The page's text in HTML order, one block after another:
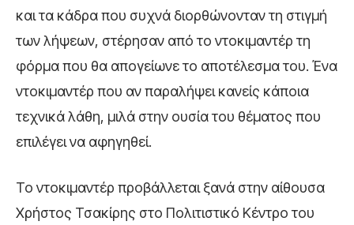
και τα κάδρα που συχνά διορθώνονταν τη στιγμή
των λήψεων, στέρησαν από το ντοκιμαντέρ τη
φόρμα που θα απογείωνε το αποτέλεσμα του. Ένα
ντοκιμαντέρ που αν παραλήψει κανείς κάποια
τεχνικά λάθη, μιλά στην ουσία του θέματος που
επιλέγει να αφηγηθεί.
Το ντοκιμαντέρ προβάλλεται ξανά στην αίθουσα
Χρήστος Τσακίρης στο Πολιτιστικό Κέντρο του